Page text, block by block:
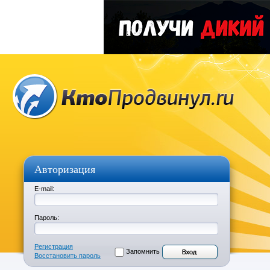
Авторизация
E-mail:
Пароль:
Регистрация
Восстановить пароль
Запомнить